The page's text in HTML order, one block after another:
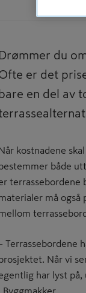
Drømmer du
er det
bare en del av
kostnadene
bestemmer både
terrassebordene
må også
Terrassebordene
Når vi
har lyst
Byggmakker.